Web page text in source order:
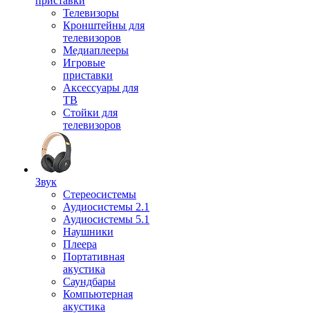
Телевизоры
Кронштейны для
телевизоров
Медиаплееры
Игровые
приставки
Аксессуары для
ТВ
Стойки для
телевизоров
Звук
Стереосистемы
Аудиосистемы 2.1
Аудиосистемы 5.1
Наушники
Плеера
Портативная
акустика
Саундбары
Компьютерная
акустика